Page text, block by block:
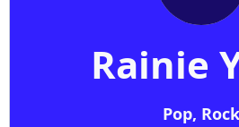
Rainie
Pop, Rock